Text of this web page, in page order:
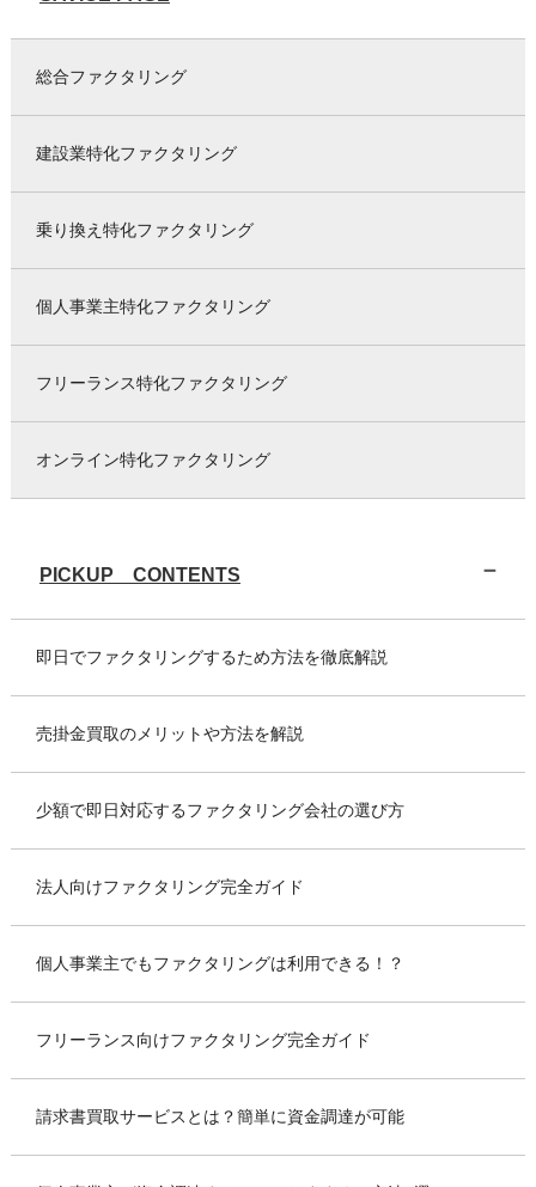
総合ファクタリング
建設業特化ファクタリング
乗り換え特化ファクタリング
個人事業主特化ファクタリング
フリーランス特化ファクタリング
オンライン特化ファクタリング
PICKUP CONTENTS
即日でファクタリングするため方法を徹底解説
売掛金買取のメリットや方法を解説
少額で即日対応するファクタリング会社の選び方
法人向けファクタリング完全ガイド
個人事業主でもファクタリングは利用できる！？
フリーランス向けファクタリング完全ガイド
請求書買取サービスとは？簡単に資金調達が可能